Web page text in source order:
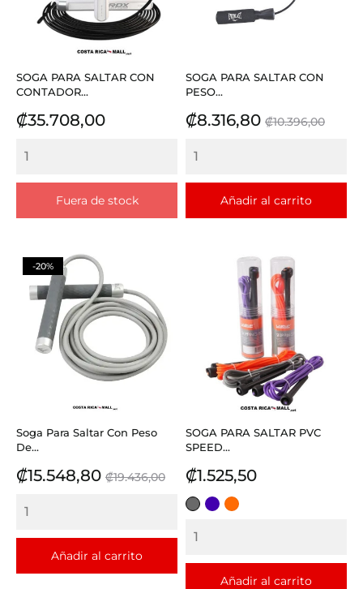
SOGA PARA SALTAR CON
CONTADOR...
Precio
₡35.708,00
Fuera de stock
SOGA PARA SALTAR CON
PESO...
Precio
₡8.316,80 Precio
₡10.396,00
Añadir al carrito
Soga Para Saltar Con Peso
De...
Precio
₡15.548,80 Precio
₡19.436,00
Añadir al carrito
-20%
SOGA PARA SALTAR PVC
SPEED...
Precio
₡1.525,50
GRISMORADO
NARANJA
Añadir al carrito